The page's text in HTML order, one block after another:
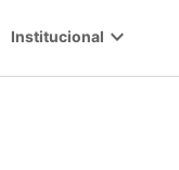
Institucional expand_more